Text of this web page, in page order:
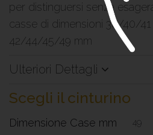
per distinguersi senza
casse di dimensioni 38/40/
42/44/45/49 mm
Ulteriori Dettagli
Scegli il cinturino
Dimensione Case mm 49